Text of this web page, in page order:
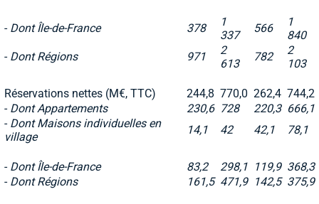
- Dont Île-de-France 378
1
337
566
1
840
- Dont Régions 971
2
613
782
2
103
Réservations nettes (M€, TTC) 244,8 770,0 262,4 744,2
- Dont Appartements 230,6 728 220,3 666,1
- Dont Maisons individuelles en
village
14,1 42 42,1 78,1
- Dont Île-de-France 83,2 298,1 119,9 368,3
- Dont Régions 161,5 471,9 142,5 375,9